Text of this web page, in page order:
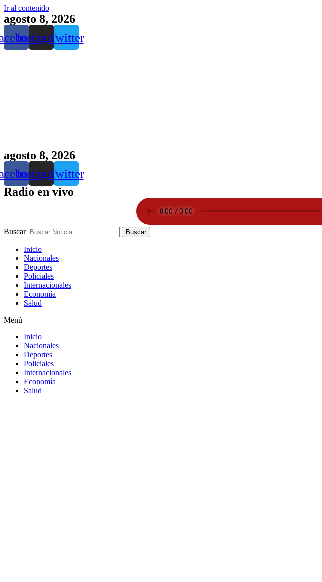
Ir al contenido
agosto 8, 2026
InstagramTwitter
agosto 8, 2026
InstagramTwitter
Radio en vivo
Buscar Buscar
Inicio
Nacionales
Deportes
Policiales
Internacionales
Economía
Salud
Menú
Inicio
Nacionales
Deportes
Policiales
Internacionales
Economía
Salud